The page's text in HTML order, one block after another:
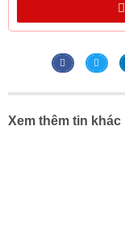
Xem thêm tin khác